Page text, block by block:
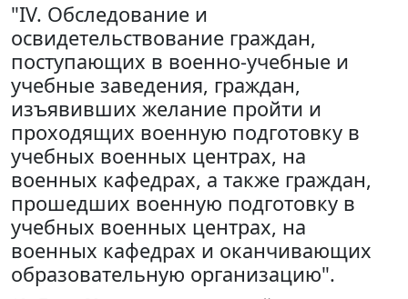
"IV. Обследование и
освидетельствование граждан,
поступающих в военно-учебные и
учебные заведения, граждан,
изъявивших желание пройти и
проходящих военную подготовку в
учебных военных центрах, на
военных кафедрах, а также граждан,
прошедших военную подготовку в
учебных военных центрах, на
военных кафедрах и оканчивающих
образовательную организацию".